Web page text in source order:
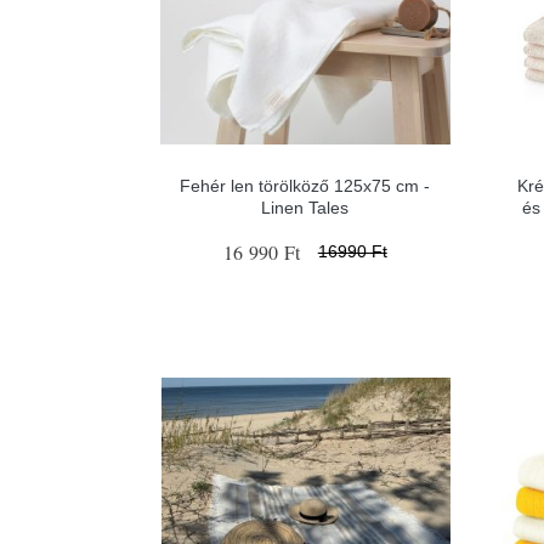
Fehér len törölköző 125x75 cm -
Linen Tales
16 990 Ft 16990 Ft
és